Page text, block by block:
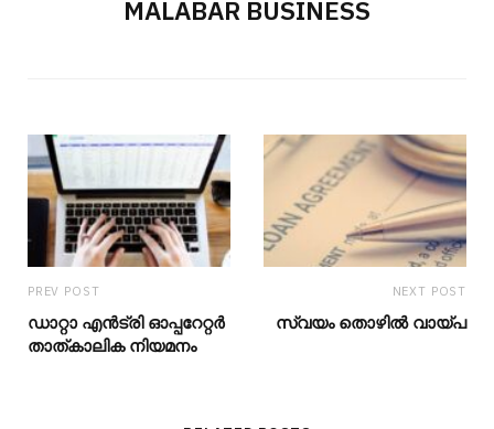
MALABAR BUSINESS
PREV POST
ഡാറ്റാ എന്‍ട്രി ഓപ്പറേറ്റര്‍
താത്കാലിക നിയമനം
NEXT POST
സ്വയം തൊഴിൽ വായ്പ